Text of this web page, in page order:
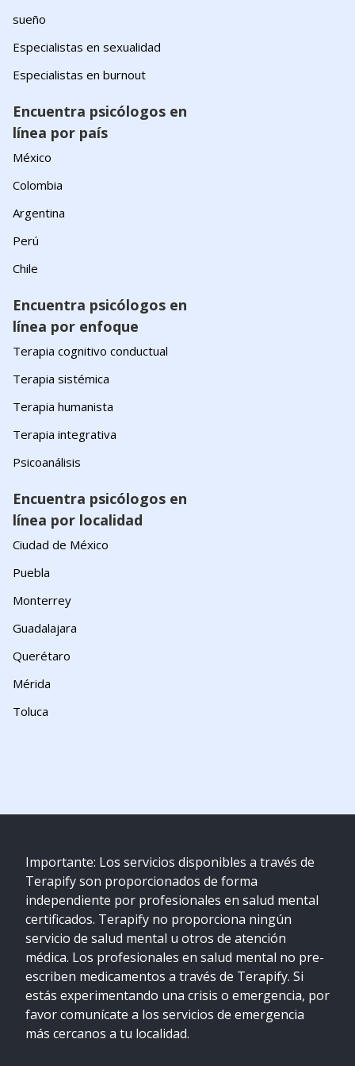
sueño
Especialistas en sexualidad
Especialistas en burnout
Encuentra psicólogos en
línea por país
México
Colombia
Argentina
Perú
Chile
Encuentra psicólogos en
línea por enfoque
Terapia cognitivo conductual
Terapia sistémica
Terapia humanista
Terapia integrativa
Psicoanálisis
Encuentra psicólogos en
línea por localidad
Ciudad de México
Puebla
Monterrey
Guadalajara
Querétaro
Mérida
Toluca
Importante: Los servicios disponibles a través de
Terapify son proporcionados de forma
independiente por profesionales en salud mental
certificados. Terapify no proporciona ningún
servicio de salud mental u otros de atención
médica. Los profesionales en salud mental no pre-
escriben medicamentos a través de Terapify. Si
estás experimentando una crisis o emergencia, por
favor comunícate a los servicios de emergencia
más cercanos a tu localidad.